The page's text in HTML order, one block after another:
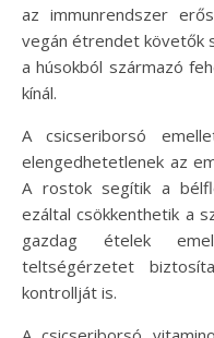
az immunrendszer
vegán étrendet követők
a húsokból származó
kínál.
A csicseriborsó
elengedhetetlenek az
A rostok segítik a
ezáltal csökkenthetik a
gazdag ételek
teltségérzetet
kontrollját is.